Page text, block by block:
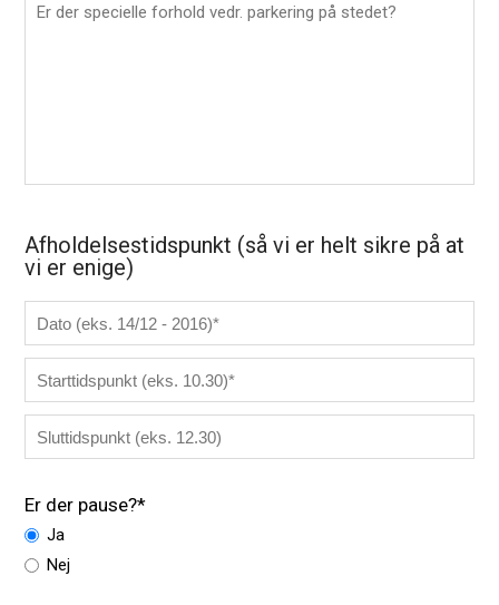
Afholdelsestidspunkt (så vi er helt sikre på at
vi er enige)
Er der pause?*
Ja
Nej